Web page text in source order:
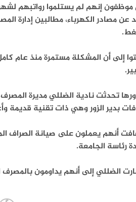
موظفون إنهم لم يستلموا رواتبهم
عن مصادر الكهرباء، مطالبين إدارة
إلى أن المشكلة مستمرة منذ
تحدثت نادية الضللي مديرة
بدير الزور وهي ذات تقنية قديمة
أنهم يعملون على صيانة الصراف
رئاسة الجامعة.
الضللي إلى أنهم يداومون